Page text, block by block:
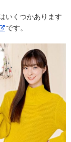
いくつかあります
です。